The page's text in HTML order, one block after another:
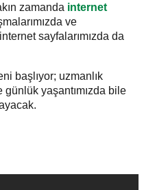
zamanda internet
ve
sayfalarımızda da
başlıyor; uzmanlık
günlük yaşantımızda bile